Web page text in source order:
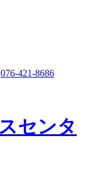
076-421-8686